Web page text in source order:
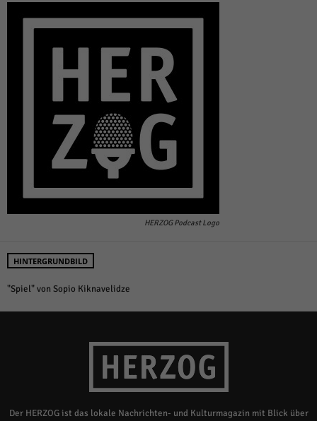
HERZOG Podcast Logo
HINTERGRUNDBILD
"Spiel" von Sopio Kiknavelidze
Der HERZOG ist das lokale Nachrichten- und Kulturmagazin mit Blick über